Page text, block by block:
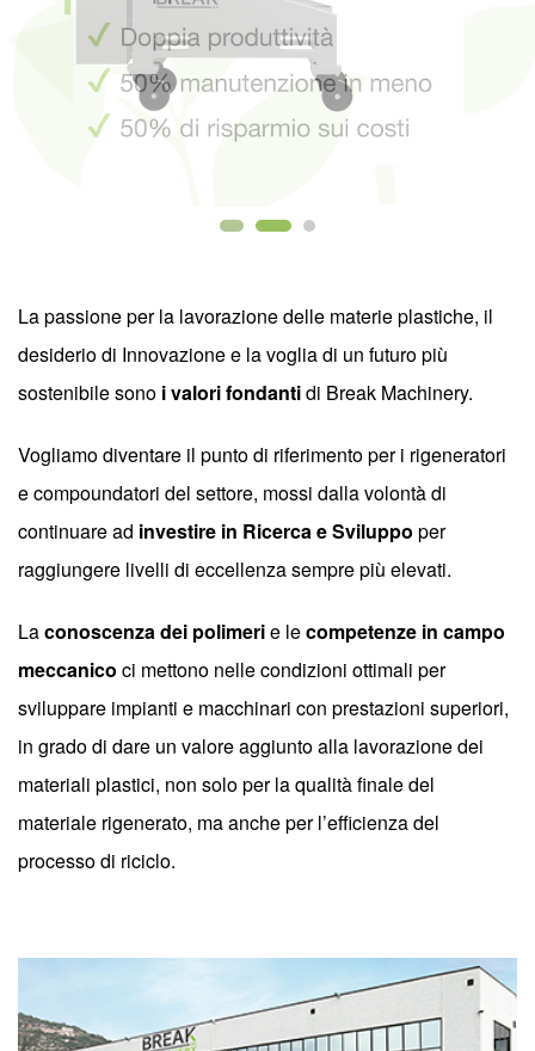
La passione per la lavorazione delle materie plastiche, il
desiderio di Innovazione e la voglia di un futuro più
sostenibile sono i valori fondantidi Break Machinery.
Vogliamo diventare il punto di riferimento per i rigeneratori
e compoundatori del settore, mossi dalla volontà di
continuare ad investire in Ricerca e Sviluppo per
raggiungere livelli di eccellenza sempre più elevati.
Laconoscenza dei polimerie lecompetenze in campo
meccanico ci mettono nelle condizioni ottimali per
sviluppare impianti e macchinari con prestazioni superiori,
in grado di dare un valore aggiunto alla lavorazione dei
materiali plastici, non solo per la qualità finale del
materiale rigenerato, ma anche per l’efficienza del
processo di riciclo.